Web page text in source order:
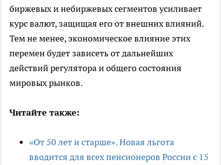
биржевых и небиржевых сегментов усиливает
курс валют, защищая его от внешних влияний.
Тем не менее, экономическое влияние этих
перемен будет зависеть от дальнейших
действий регулятора и общего состояния
мировых рынков.
Читайте также:
«От 50 лет и старше». Новая льгота
вводится для всех пенсионеров России с 15